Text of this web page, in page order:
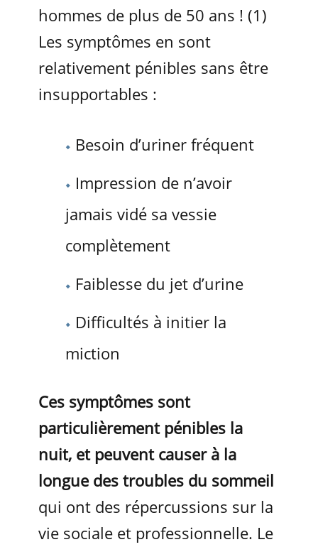
hommes de plus de 50 ans ! (1)
Les symptômes en sont
relativement pénibles sans être
insupportables :
Besoin d’uriner fréquent
Impression de n’avoir
jamais vidé sa vessie
complètement
Faiblesse du jet d’urine
Difficultés à initier la
miction
Ces symptômes sont
particulièrement pénibles la
nuit, et peuvent causer à la
longue des troubles du sommeil
qui ont des répercussions sur la
vie sociale et professionnelle. Le